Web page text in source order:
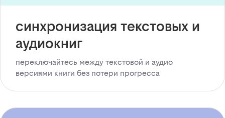
синхронизация текстовых и
аудиокниг
переключайтесь между текстовой и аудио
версиями книги без потери прогресса